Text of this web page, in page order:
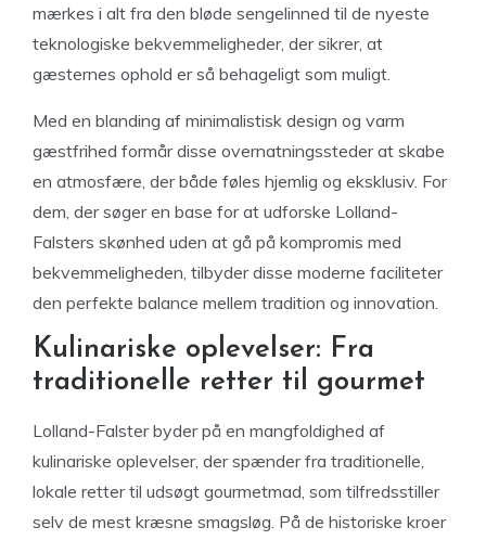
mærkes i alt fra den bløde sengelinned til de nyeste
teknologiske bekvemmeligheder, der sikrer, at
gæsternes ophold er så behageligt som muligt.
Med en blanding af minimalistisk design og varm
gæstfrihed formår disse overnatningssteder at skabe
en atmosfære, der både føles hjemlig og eksklusiv. For
dem, der søger en base for at udforske Lolland-
Falsters skønhed uden at gå på kompromis med
bekvemmeligheden, tilbyder disse moderne faciliteter
den perfekte balance mellem tradition og innovation.
Kulinariske oplevelser: Fra
traditionelle retter til gourmet
Lolland-Falster byder på en mangfoldighed af
kulinariske oplevelser, der spænder fra traditionelle,
lokale retter til udsøgt gourmetmad, som tilfredsstiller
selv de mest kræsne smagsløg. På de historiske kroer